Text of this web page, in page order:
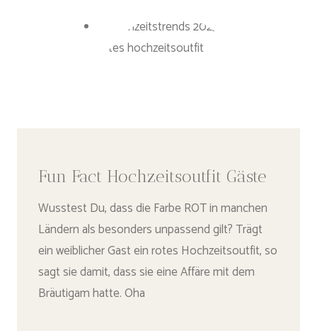
Fun Fact Hochzeitsoutfit Gäste
Wusstest Du, dass die Farbe ROT in manchen
Ländern als besonders unpassend gilt? Trägt
ein weiblicher Gast ein rotes Hochzeitsoutfit, so
sagt sie damit, dass sie eine Affäre mit dem
Bräutigam hatte. Oha